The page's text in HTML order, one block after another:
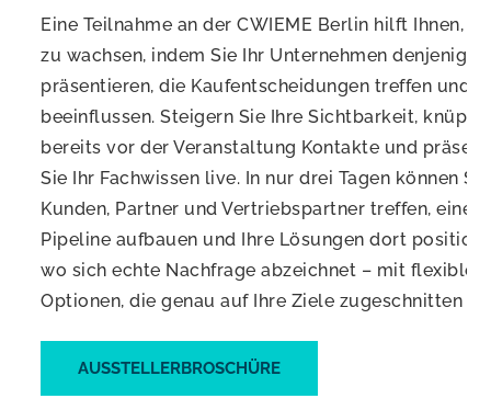
Eine Teilnahme an der CWIEME Berlin hilft Ihnen,
zu wachsen, indem Sie Ihr Unternehmen denjenigen
präsentieren, die Kaufentscheidungen treffen und
beeinflussen. Steigern Sie Ihre Sichtbarkeit,
bereits vor der Veranstaltung Kontakte und
Sie Ihr Fachwissen live. In nur drei Tagen können Sie
Kunden, Partner und Vertriebspartner treffen, eine
Pipeline aufbauen und Ihre Lösungen dort
wo sich echte Nachfrage abzeichnet – mit flexiblen
Optionen, die genau auf Ihre Ziele zugeschnitten
AUSSTELLERBROSCHÜRE